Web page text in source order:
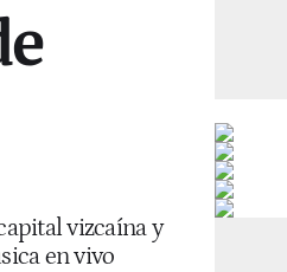
vizcaína y
en vivo